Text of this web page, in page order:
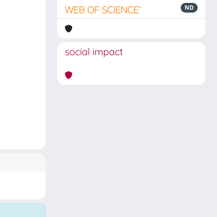
ND
social impact